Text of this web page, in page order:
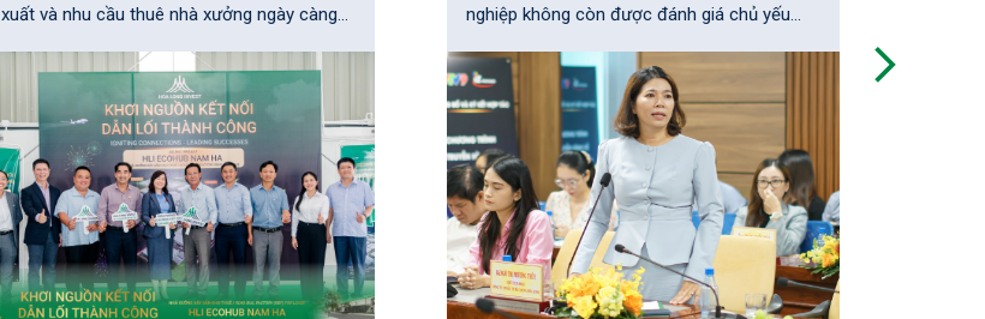
xuất và nhu cầu thuê nhà xưởng ngày càng
tục là phân khúc thu hút sự quan tâm lớn
của nhiều doanh nghiệp và nhà đầu tư.
nghiệp không còn được đánh giá chủ yếu